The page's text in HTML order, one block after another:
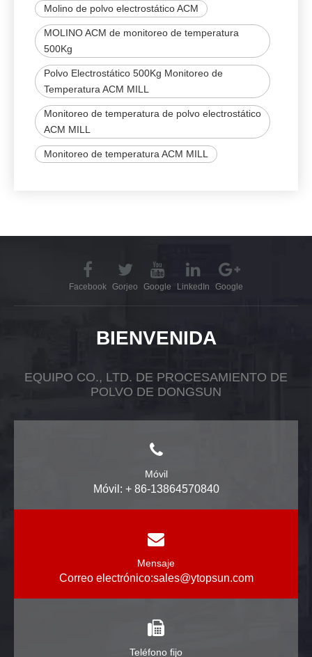
Molino de polvo electrostático ACM
MOLINO ACM de monitoreo de temperatura
500Kg
Polvo Electrostático 500Kg Monitoreo de
Temperatura ACM MILL
Monitoreo de temperatura de polvo electrostático
ACM MILL
Monitoreo de temperatura ACM MILL
Facebook Gorjeo Google LinkedIn Google
BIENVENIDA
EQUIPO CO., LTD. DE PROCESAMIENTO DE
POLVO DE DONGSUN
Móvil
Móvil: + 86-13864570840
Mensaje
Correo electrónico:sales@ytopsun.com
Teléfono fijo